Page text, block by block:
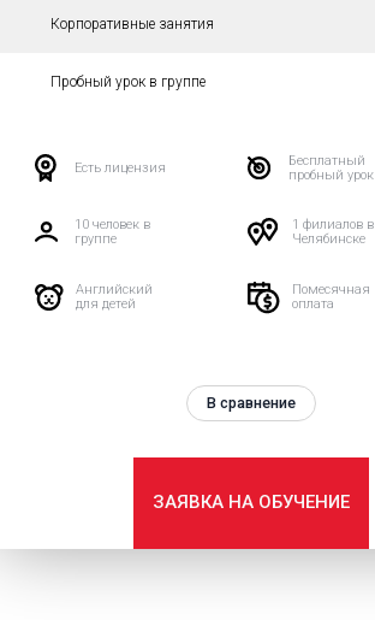
Корпоративные занятия
Пробный урок в группе
Есть лицензия
Бесплатный
пробный урок
10 человек в
группе
1 филиалов в
Челябинске
Английский
для детей
Помесячная
оплата
ЗАЯВКА НА ОБУЧЕНИЕ
В сравнение